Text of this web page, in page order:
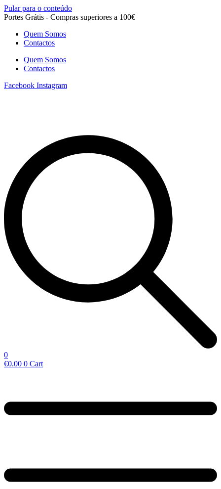
Pular para o conteúdo
Portes Grátis - Compras superiores a 100€
Quem Somos
Contactos
Quem Somos
Contactos
Facebook Instagram
0
€0.00 0 Cart